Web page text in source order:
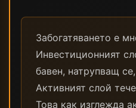
Забогатяването е
Инвестиционният
бавен, натрупващ
Активният слой
Това как изглежда